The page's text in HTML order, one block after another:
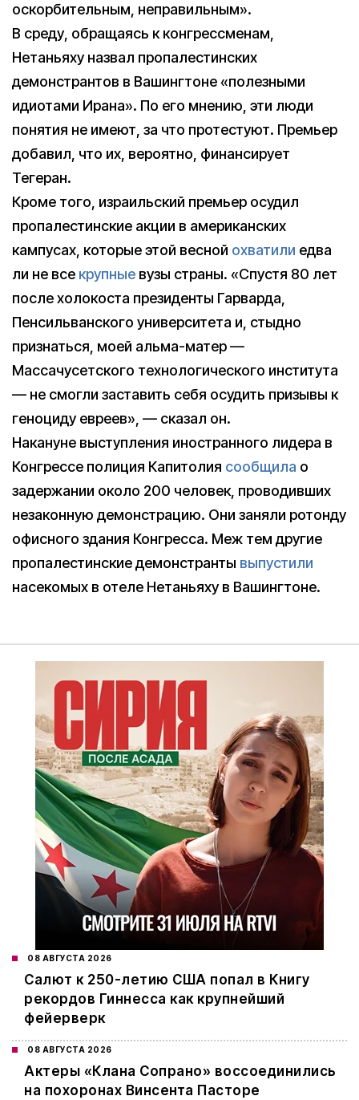
оскорбительным, неправильным».
В среду, обращаясь к конгрессменам,
Нетаньяху назвал пропалестинских
демонстрантов в Вашингтоне «полезными
идиотами Ирана». По его мнению, эти люди
понятия не имеют, за что протестуют. Премьер
добавил, что их, вероятно, финансирует
Тегеран.
Кроме того, израильский премьер осудил
пропалестинские акции в американских
кампусах, которые этой весной охватили едва
ли не все крупные вузы страны. «Спустя 80 лет
после холокоста президенты Гарварда,
Пенсильванского университета и, стыдно
признаться, моей альма-матер —
Массачусетского технологического института
— не смогли заставить себя осудить призывы к
геноциду евреев», — сказал он.
Накануне выступления иностранного лидера в
Конгрессе полиция Капитолия сообщила о
задержании около 200 человек, проводивших
незаконную демонстрацию. Они заняли ротонду
офисного здания Конгресса. Меж тем другие
пропалестинские демонстранты выпустили
насекомых в отеле Нетаньяху в Вашингтоне.
08 АВГУСТА 2026
Салют к 250-летию США попал в Книгу
рекордов Гиннесса как крупнейший
фейерверк
08 АВГУСТА 2026
Актеры «Клана Сопрано» воссоединились
на похоронах Винсента Пасторе